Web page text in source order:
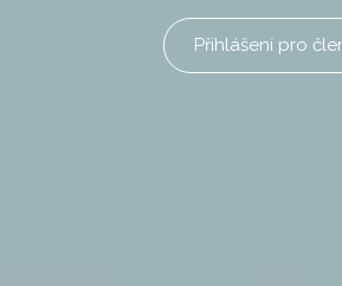
Přihlášení pro